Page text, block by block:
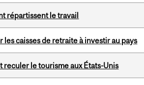
répartissent le travail
caisses de retraite à investir au pays
reculer le tourisme aux États-Unis